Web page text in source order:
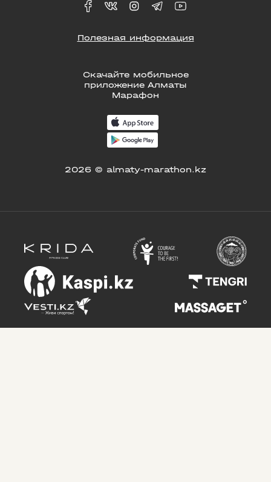
Скачайте мобильное
приложение Алматы
Марафон
2026 © almaty-marathon.kz
Полезная информация